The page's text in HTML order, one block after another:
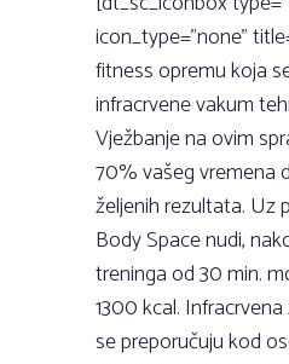
icon_type=”none”
fitness opremu koja
infracrvene vakum
Vježbanje na ovim
70% vašeg vremena
željenih rezultata. Uz
Body Space nudi,
treninga od 30 min.
1300 kcal.
se preporučuju kod